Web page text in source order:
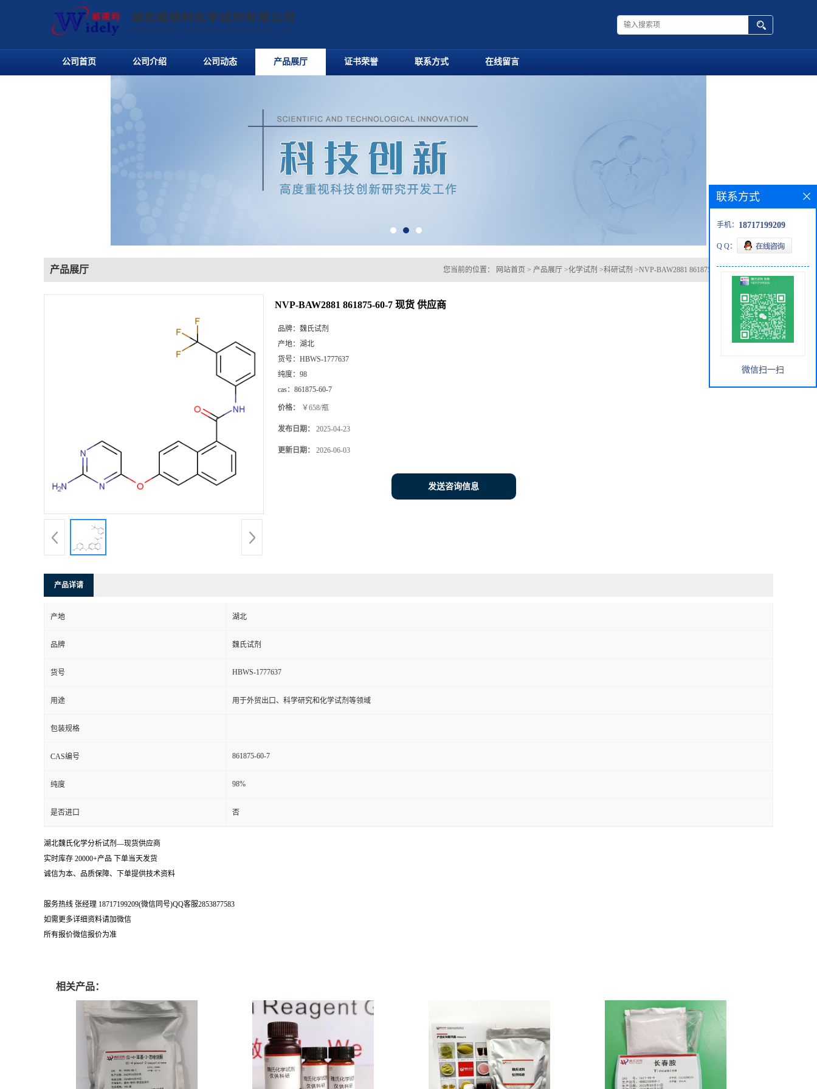
公司首页 公司介绍 公司动态 产品展厅 证书荣誉 联系方式 在线留言
产品展厅 您当前的位置： 网站首页 > 产品展厅 >化学试剂 >科研试剂 >NVP-BAW2881 861875-60-7 现货 供应商
NVP-BAW2881 861875-60-7 现货 供应商
品牌： 魏氏试剂
产地： 湖北
货号： HBWS-1777637
纯度： 98
cas： 861875-60-7
价格： ￥658/瓶
发布日期： 2025-04-23
更新日期： 2026-06-03
发送咨询信息
产品详请
产地 湖北
品牌 魏氏试剂
货号 HBWS-1777637
用途 用于外贸出口、科学研究和化学试剂等领域
包装规格
CAS编号 861875-60-7
纯度 98%
是否进口 否
湖北魏氏化学分析试剂—现货供应商
实时库存 20000+产品 下单当天发货
诚信为本、品质保障、下单提供技术资料
服务热线 张经理 18717199209(微信同号)QQ客服2853877583
如需更多详细资料请加微信
所有报价微信报价为准
相关产品：
联系方式
手机： 18717199209
Q Q：
微信扫一扫